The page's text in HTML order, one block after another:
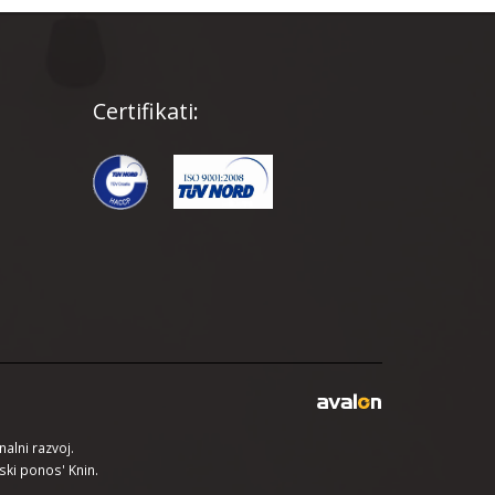
Certifikati:
razvoj.
ponos' Knin.